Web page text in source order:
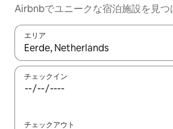
Airbnbでユニークな宿泊施設を見つ
エリア
検索結果が表示されたら、上下の矢
チェックイン
チェックアウト